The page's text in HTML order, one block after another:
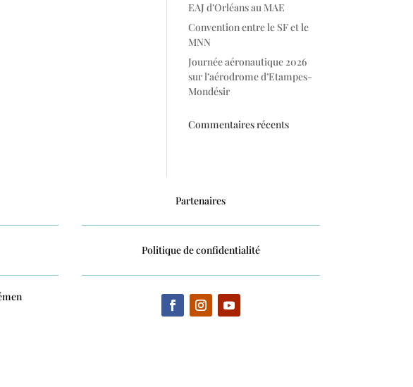
EAJ d’Orléans au MAE
Convention entre le SF et le
MNN
Journée aéronautique 2026
sur l’aérodrome d’Etampes-
Mondésir
Commentaires récents
Partenaires
Politique de confidentialité